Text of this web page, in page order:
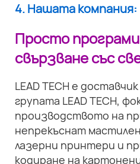
4. Нашата компания:
Просто
свързване със
LEAD TECH е
групата LEAD TECH,
производството на
непрекъснат
лазерни принтери и
кодиране на